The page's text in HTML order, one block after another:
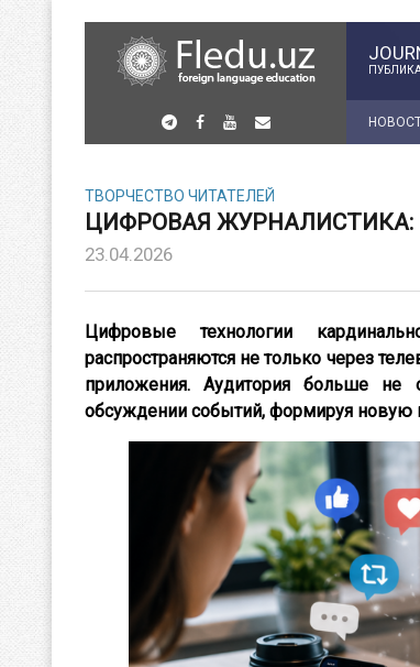
ТВОРЧЕСТВО ЧИТАТЕЛЕЙ
ЦИФРОВАЯ
23.04.2026
Цифровые технологии
распространяются не только через
приложения. Аудитория больше не
обсуждении событий, формируя